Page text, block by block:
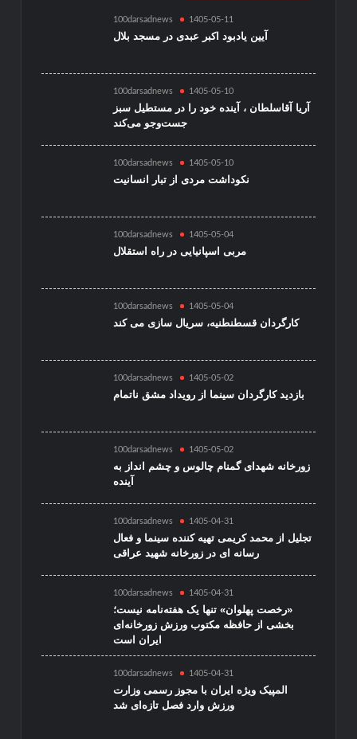
100darsadnews 1405-05-11
آیین یادبود اکبر عبدی در مسجد بلال
100darsadnews 1405-05-10
آریا آقاسلطان ، آینده خود را در مستطیل سبز
جست‌وجو می‌کند
100darsadnews 1405-05-10
نکوداشت مردی از تبار انسانیت
100darsadnews 1405-05-04
مربی اسپانیایی در راه استقلال
100darsadnews 1405-05-04
کارگردان قسطنطنیه، سریال سازی می کند
100darsadnews 1405-05-02
بازدید کارگردان سینما از رویداد مشق ناتمام
100darsadnews 1405-05-02
زورخانه شهدای گمنام چالوس و چشم انداز به
آینده
100darsadnews 1405-04-31
تجلیل از محمد کریمی تهیه کننده سینما و فعال
رسانه ای در زورخانه شهید عراقی
100darsadnews 1405-04-31
«رخصت پهلوان» تنها یک هفته‌نامه نیست؛
بخشی از حافظه مکتوب ورزش زورخانه‌ای
ایران است
100darsadnews 1405-04-31
المپیک ویژه ایران با مجوز رسمی وزارت
ورزش وارد فصل تازه‌ای شد